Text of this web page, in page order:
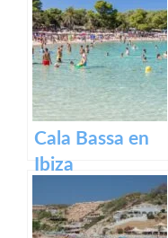
Cala Bassa en
Ibiza